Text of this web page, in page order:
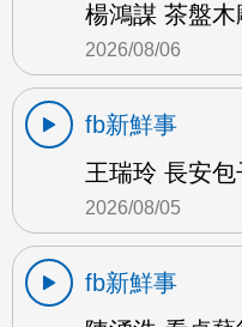
楊鴻謀 茶盤木
2026/08/06
fb新鮮事
王瑞玲 長安
2026/08/05
fb新鮮事